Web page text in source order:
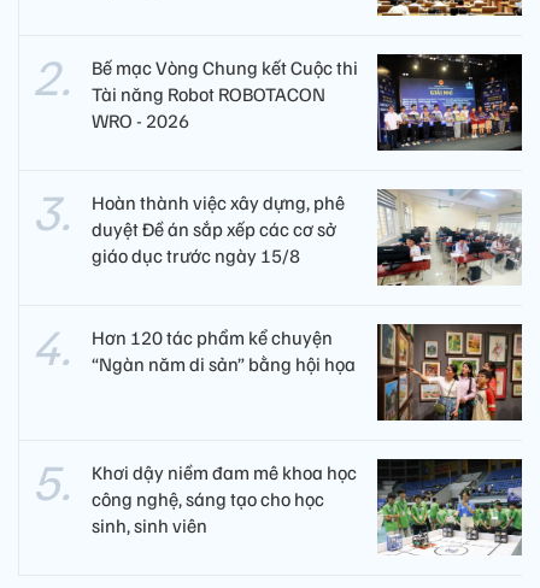
Bế mạc Vòng Chung kết Cuộc thi
Tài năng Robot ROBOTACON
WRO - 2026
Hoàn thành việc xây dựng, phê
duyệt Đề án sắp xếp các cơ sở
giáo dục trước ngày 15/8
Hơn 120 tác phẩm kể chuyện
“Ngàn năm di sản” bằng hội họa
Khơi dậy niềm đam mê khoa học
công nghệ, sáng tạo cho học
sinh, sinh viên